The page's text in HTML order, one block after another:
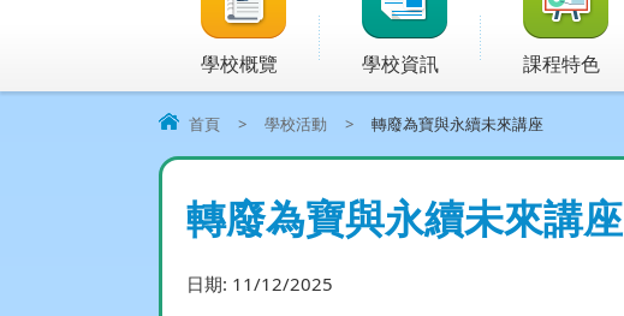
學校概覽 學校資訊 課程特色
首頁 > 學校活動 > 轉廢為寶與永續未來講座
轉廢為寶與永續未來講座
日期: 11/12/2025